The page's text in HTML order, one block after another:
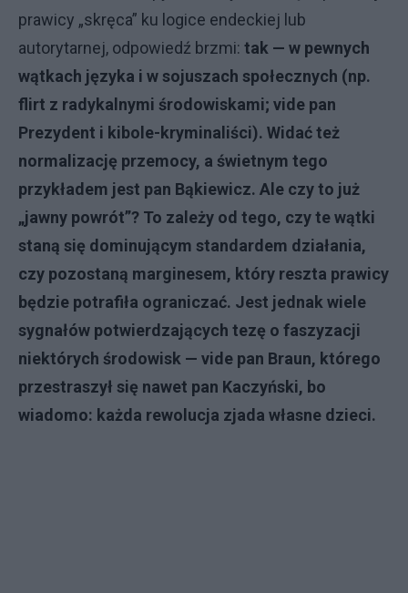
prawicy „skręca” ku logice endeckiej lub
autorytarnej, odpowiedź brzmi: tak — w pewnych
wątkach języka i w sojuszach społecznych (np.
flirt z radykalnymi środowiskami; vide pan
Prezydent i kibole-kryminaliści). Widać też
normalizację przemocy, a świetnym tego
przykładem jest pan Bąkiewicz. Ale czy to już
„jawny powrót”? To zależy od tego, czy te wątki
staną się dominującym standardem działania,
czy pozostaną marginesem, który reszta prawicy
będzie potrafiła ograniczać. Jest jednak wiele
sygnałów potwierdzających tezę o faszyzacji
niektórych środowisk — vide pan Braun, którego
przestraszył się nawet pan Kaczyński, bo
wiadomo: każda rewolucja zjada własne dzieci.